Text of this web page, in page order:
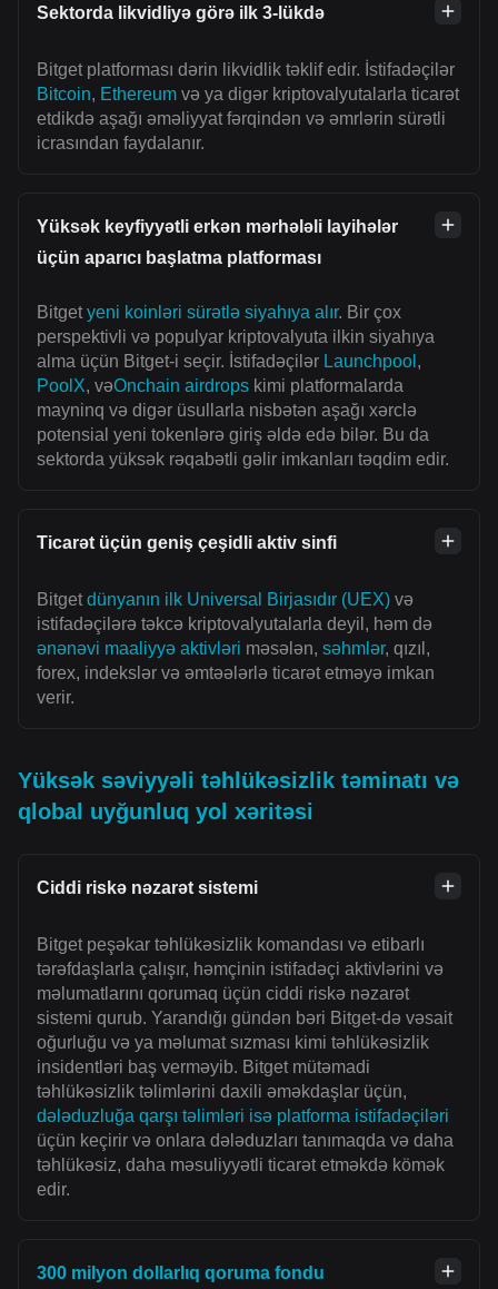
Sektorda likvidliyə görə ilk 3-lükdə
Bitget platforması dərin likvidlik təklif edir. İstifadəçilər
Bitcoin, Ethereum və ya digər kriptovalyutalarla ticarət
etdikdə aşağı əməliyyat fərqindən və əmrlərin sürətli
icrasından faydalanır.
Yüksək keyfiyyətli erkən mərhələli layihələr
üçün aparıcı başlatma platforması
Bitget yeni koinləri sürətlə siyahıya alır. Bir çox
perspektivli və populyar kriptovalyuta ilkin siyahıya
alma üçün Bitget-i seçir. İstifadəçilər Launchpool ,
PoolX, vəOnchain airdrops kimi platformalarda
mayninq və digər üsullarla nisbətən aşağı xərclə
potensial yeni tokenlərə giriş əldə edə bilər. Bu da
sektorda yüksək rəqabətli gəlir imkanları təqdim edir.
Ticarət üçün geniş çeşidli aktiv sinfi
Bitget dünyanın ilk Universal Birjasıdır (UEX) və
istifadəçilərə təkcə kriptovalyutalarla deyil, həm də
ənənəvi maaliyyə aktivləri məsələn, səhmlər, qızıl,
forex, indekslər və əmtəələrlə ticarət etməyə imkan
verir.
Yüksək səviyyəli təhlükəsizlik təminatı və
qlobal uyğunluq yol xəritəsi
Ciddi riskə nəzarət sistemi
Bitget peşəkar təhlükəsizlik komandası və etibarlı
tərəfdaşlarla çalışır, həmçinin istifadəçi aktivlərini və
məlumatlarını qorumaq üçün ciddi riskə nəzarət
sistemi qurub. Yarandığı gündən bəri Bitget-də vəsait
oğurluğu və ya məlumat sızması kimi təhlükəsizlik
insidentləri baş verməyib. Bitget mütəmadi
təhlükəsizlik təlimlərini daxili əməkdaşlar üçün,
dələduzluğa qarşı təlimləri isə platforma istifadəçiləri
üçün keçirir və onlara dələduzları tanımaqda və daha
təhlükəsiz, daha məsuliyyətli ticarət etməkdə kömək
edir.
300 milyon dollarlıq qoruma fondu